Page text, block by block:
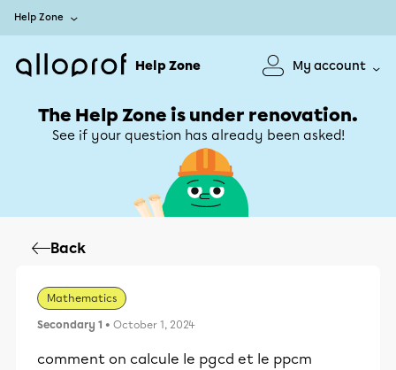
Help Zone
Help Zone My account
The Help Zone is under renovation.
See if your question has already been asked!
Back
Mathematics
Secondary 1 • October 1, 2024
comment on calcule le pgcd et le ppcm